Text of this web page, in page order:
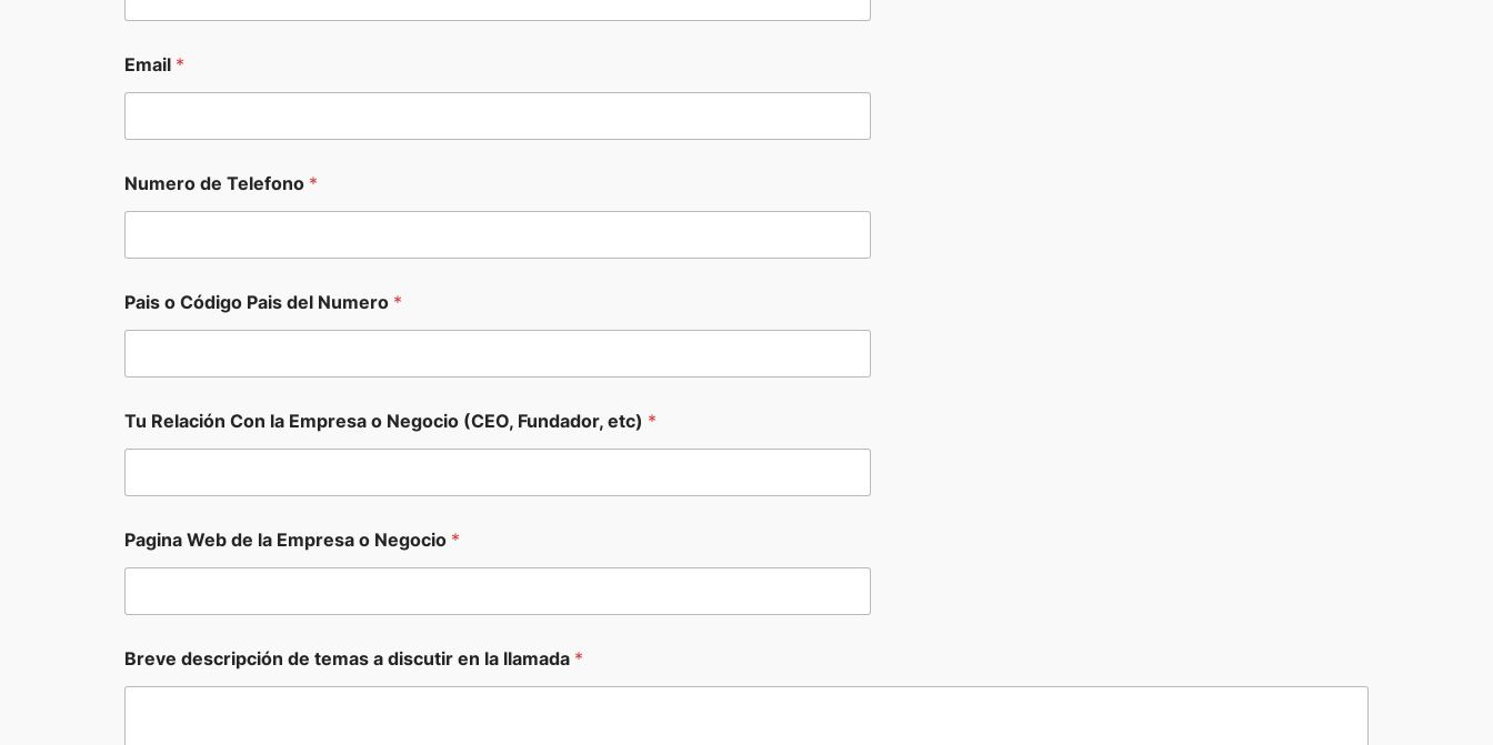
a
W
b
u
n
d
d
r
Email *
Numero de Telefono *
Pais o Código Pais del Numero *
Tu Relación Con la Empresa o Negocio (CEO, Fundador, etc) *
Pagina Web de la Empresa o Negocio *
Breve descripción de temas a discutir en la llamada *